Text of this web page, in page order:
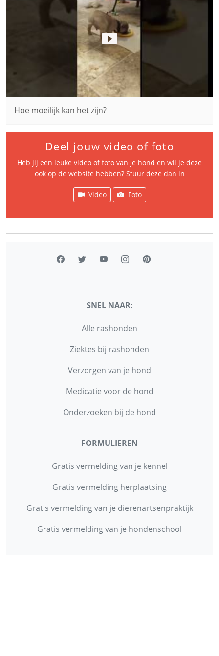
Hoe moeilijk kan het zijn?
Deel jouw video of foto
Heb jij een leuke video of foto van je hond en wil je deze
ook op de website hebben? Stuur deze dan in
Video Foto
SNEL NAAR:
Alle rashonden
Ziektes bij rashonden
Verzorgen van je hond
Medicatie voor de hond
Onderzoeken bij de hond
FORMULIEREN
Gratis vermelding van je kennel
Gratis vermelding herplaatsing
Gratis vermelding van je dierenartsenpraktijk
Gratis vermelding van je hondenschool